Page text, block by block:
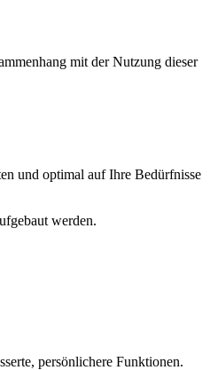
mit der Nutzung dieser
und optimal auf Ihre Bedürfnisse
werden.
persönlichere Funktionen.